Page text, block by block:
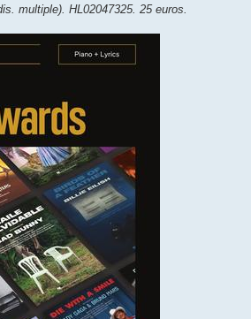
multiple). HL02047325. 25 euros.